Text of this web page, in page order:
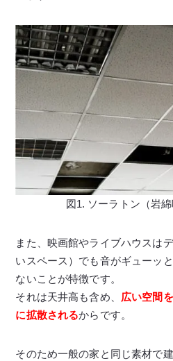
図1. ソーラトン（岩
また、映画館やライブハウスは
いスペース）でも音がギューッ
ないことが特徴です。
それは天井高も含め、 広い空間
に拡散されるからです。
そのため一般の家と同じ素材で